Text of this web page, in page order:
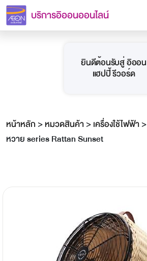
บริการอิออนออนไลน์
ยินดีต้อนรับสู่ อิออน
แฮปปี้ รีวอร์ด
หน้าหลัก >หมวดสินค้า>เครื่องใช้ไฟฟ้า>
หวาย series Rattan Sunset